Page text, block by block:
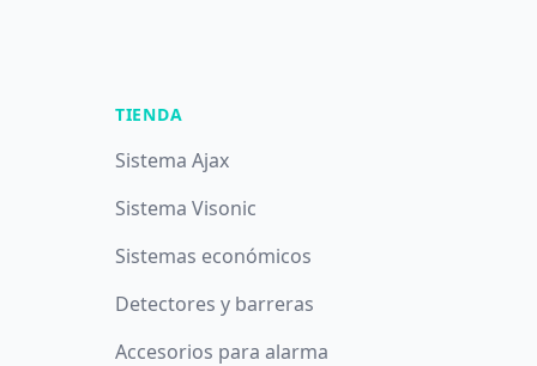
TIENDA
Sistema Ajax
Sistema Visonic
Sistemas económicos
Detectores y barreras
Accesorios para alarma